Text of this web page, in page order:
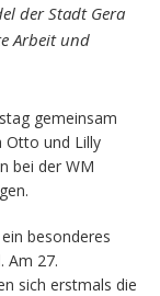
der Stadt Gera
Arbeit und
gemeinsam
Otto und Lilly
bei der WM
besonderes
Am 27.
sich erstmals die